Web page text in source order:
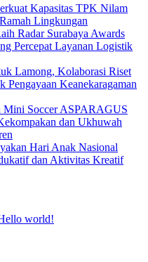
Kapasitas TPK Nilam
Lingkungan
Radar Surabaya Awards
Percepat Layanan Logistik
Lamong, Kolaborasi Riset
Keanekaragaman
Mini Soccer ASPARAGUS
dan Ukhuwah
Hari Anak Nasional
dan Aktivitas Kreatif
world!